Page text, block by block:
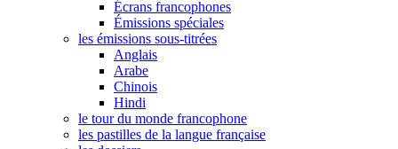
Écrans francophones
Émissions spéciales
les émissions sous-titrées
Anglais
Arabe
Chinois
Hindi
le tour du monde francophone
les pastilles de la langue française